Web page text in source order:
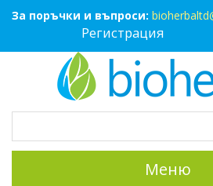
За поръчки и въпроси:
Регистрация
Меню